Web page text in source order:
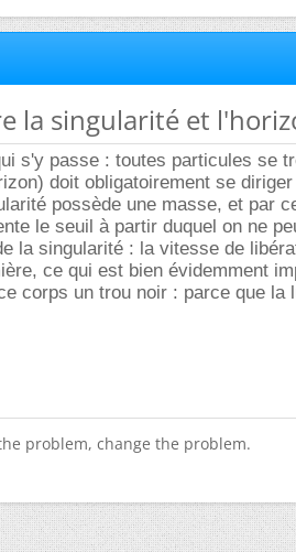
la singularité et
s'y passe : toutes particules se
doit obligatoirement se
possède une masse, et par
le seuil à partir duquel on ne
la singularité : la vitesse de
ce qui est bien évidemment
corps un trou noir : parce que la
problem, change the problem.